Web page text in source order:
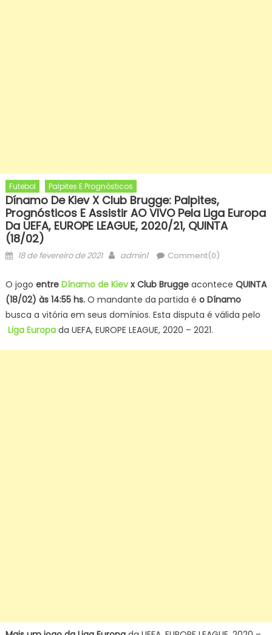
Futebol Palpites E Prognósticos
Dínamo De Kiev X Club Brugge: Palpites,
Prognósticos E Assistir AO VIVO Pela Liga Europa
Da UEFA, EUROPE LEAGUE, 2020/21, QUINTA
(18/02)
Posted
18 de fevereiro de 2021 Author
admin1 Comment(0)
O jogo entre Dínamo de Kievx Club Brugge acontece QUINTA
(18/02) às 14:55 hs.O mandante da partida é o Dínamo
busca a vitória em seus domínios. Esta disputa é válida pelo
Liga Europada UEFA, EUROPE LEAGUE, 2020 – 2021.